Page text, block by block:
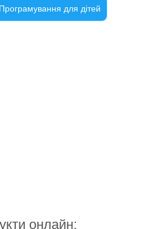
Програмування для дітей
онлайн: